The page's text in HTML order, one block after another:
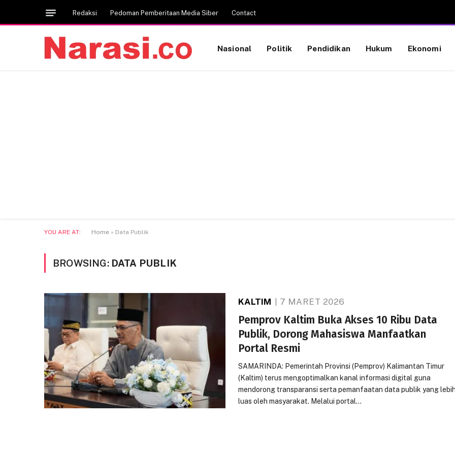
Redaksi Pedoman Pemberitaan Media Siber Contact
Nasional Politik Pendidikan Hukum Ekonomi
YOU ARE AT: Home » Data Publik
BROWSING: DATA PUBLIK
KALTIM 7 MARET 2026
Pemprov Kaltim Buka Akses 10 Ribu Data
Publik, Dorong Mahasiswa Manfaatkan
Portal Resmi
SAMARINDA: Pemerintah Provinsi (Pemprov) Kalimantan Timur
(Kaltim) terus mengoptimalkan kanal informasi digital guna
mendorong transparansi serta pemanfaatan data publik yang
luas oleh masyarakat. Melalui portal…